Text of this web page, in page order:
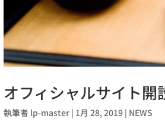
オフィシャルサイト開
執筆者 lp-master | 1月 28, 2019 | NEWS